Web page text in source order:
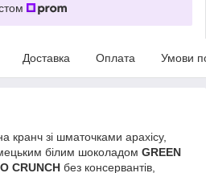
Доставка Оплата Умови
кранч зі шматочками арахісу,
білим шоколадом GREEN
CRUNCH без консервантів,